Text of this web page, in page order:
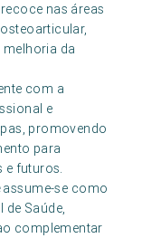
nas áreas
da
com a
e
promovendo
para
e futuros.
assume-se como
Saúde,
complementar